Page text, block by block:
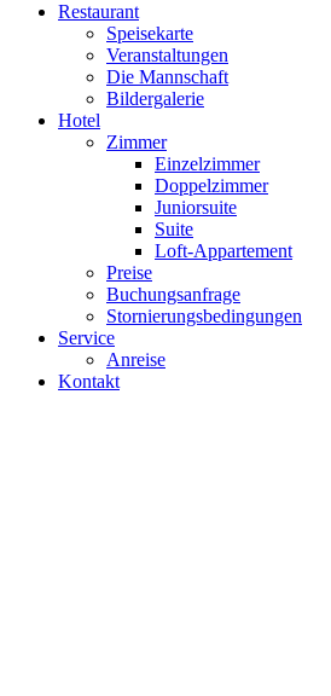
Restaurant
Speisekarte
Veranstaltungen
Die Mannschaft
Bildergalerie
Hotel
Zimmer
Einzelzimmer
Doppelzimmer
Juniorsuite
Suite
Loft-Appartement
Preise
Buchungsanfrage
Stornierungsbedingungen
Service
Anreise
Kontakt